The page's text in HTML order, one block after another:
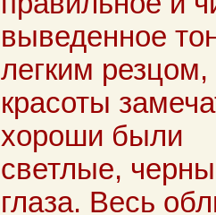
выведенное
легким
красоты
хороши были
светлые,
глаза. Весь